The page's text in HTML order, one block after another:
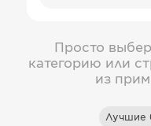
Просто
категорию или
из
Лучшие